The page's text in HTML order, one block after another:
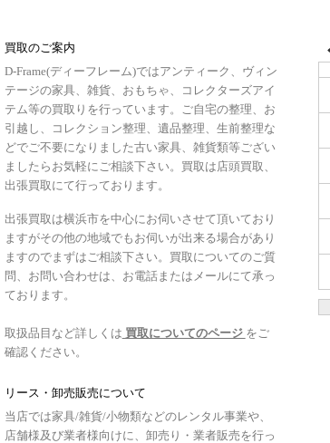
買取のご案内
D-Frame(ディーフレーム)ではアンティーク、ヴィン
テージの家具、雑貨、おもちゃ、コレクターズアイ
テム等の買取りを行っています。ご自宅の整理、お
引越し、コレクション整理、遺品整理、生前整理な
どでご不要になりました古い家具、雑貨類等ござい
ましたらお気軽にご相談下さい。買取は店頭買取、
出張買取にて行っております。
出張買取は横浜市を中心にお伺いさせて頂いており
ますがその他の地域でもお伺いが出来る場合があり
ますのでまずはご相談下さい。買取についてのご質
問、お問い合わせは、お電話またはメールにて承っ
ております。
取扱品目など詳しくは 買取についてのページ をご
確認ください。
リース・卸売販売について
当店では家具/雑貨/小物類などのレンタル事業や、
店舗様及び業者様向けに、卸売り・業者販売を行っ